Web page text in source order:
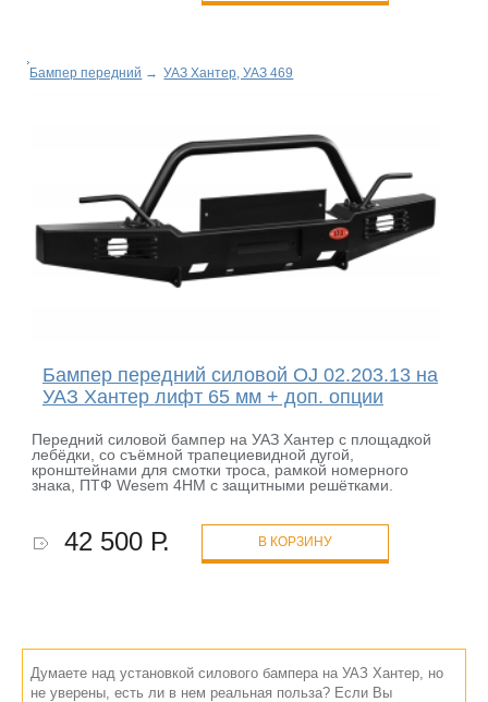
Бампер передний → УАЗ Хантер, УАЗ 469
Бампер передний силовой OJ 02.203.13 на
УАЗ Хантер лифт 65 мм + доп. опции
Передний силовой бампер на УАЗ Хантер с площадкой
лебёдки, со съёмной трапециевидной дугой,
кронштейнами для смотки троса, рамкой номерного
знака, ПТФ Wesem 4HM с защитными решётками.
42 500 Р. В КОРЗИНУ
Думаете над установкой силового бампера на УАЗ Хантер, но
не уверены, есть ли в нем реальная польза? Если Вы